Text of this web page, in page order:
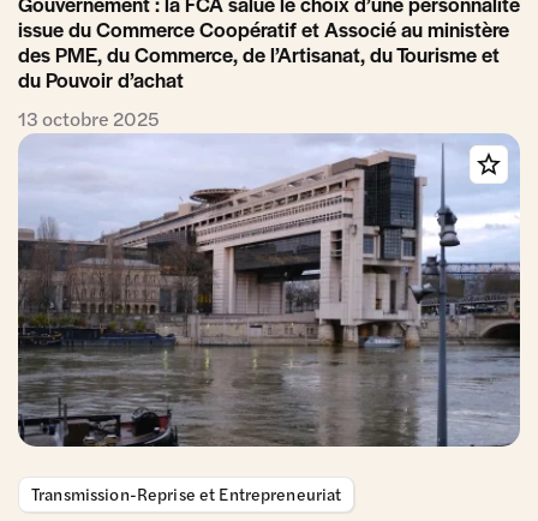
issue du Commerce Coopératif et Associé au ministère
des PME, du Commerce, de l’Artisanat, du Tourisme et
du Pouvoir d’achat
13 octobre 2025
Transmission-Reprise et Entrepreneuriat